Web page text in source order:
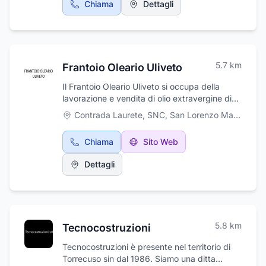
Chiama Dettagli
Frantoio Oleario Uliveto 5.7 km
Il Frantoio Oleario Uliveto si occupa della
lavorazione e vendita di olio extravergine di
oliva per conto proprio e per conto terzi a San
Lorenzo Maggiore. Grazie all'esperienza
acquisita si occupa della molitura,
lavorazione, trasformazione dell'oliva in olio
extravergine di oliva. L’attività è specializzata
anche nella vendita di olio a privati e aziende
Contrada Laurete, SNC, San Lorenzo Maggiore
Chiama Sito Web
Dettagli
Tecnocostruzioni 5.8 km
Tecnocostruzioni è presente nel territorio di
Torrecuso sin dal 1986. Siamo una ditta